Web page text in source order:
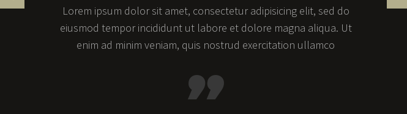
Lorem ipsum dolor sit amet, consectetur adipisicing elit, sed do
eiusmod tempor incididunt ut labore et dolore magna aliqua. Ut
enim ad minim veniam, quis nostrud exercitation ullamco
